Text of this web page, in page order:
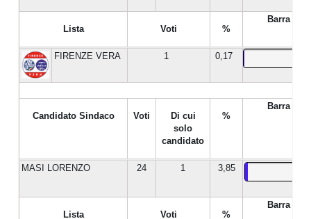
Lista Voti %
Barra %
FIRENZE VERA 1 0,17
Candidato Sindaco Voti
Di cui
solo
candidato
%
Barra %
MASI LORENZO 24 1 3,85
Lista Voti %
Barra %